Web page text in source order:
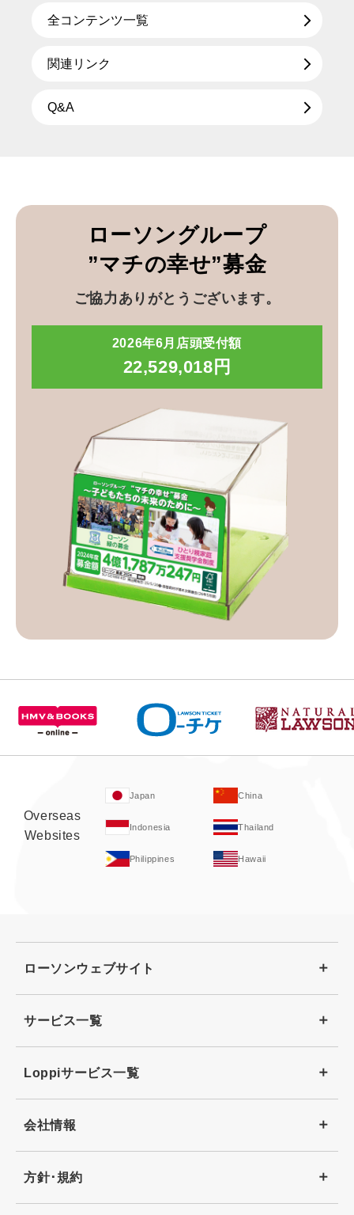
全コンテンツ一覧
関連リンク
Q&A
ローソングループ
”マチの幸せ”募金
ご協力ありがとうございます。
2026年6月店頭受付額
22,529,018円
Overseas
Websites
Japan China
Indonesia Thailand
Philippines Hawaii
ローソンウェブサイト
サービス一覧
Loppiサービス一覧
会社情報
方針･規約